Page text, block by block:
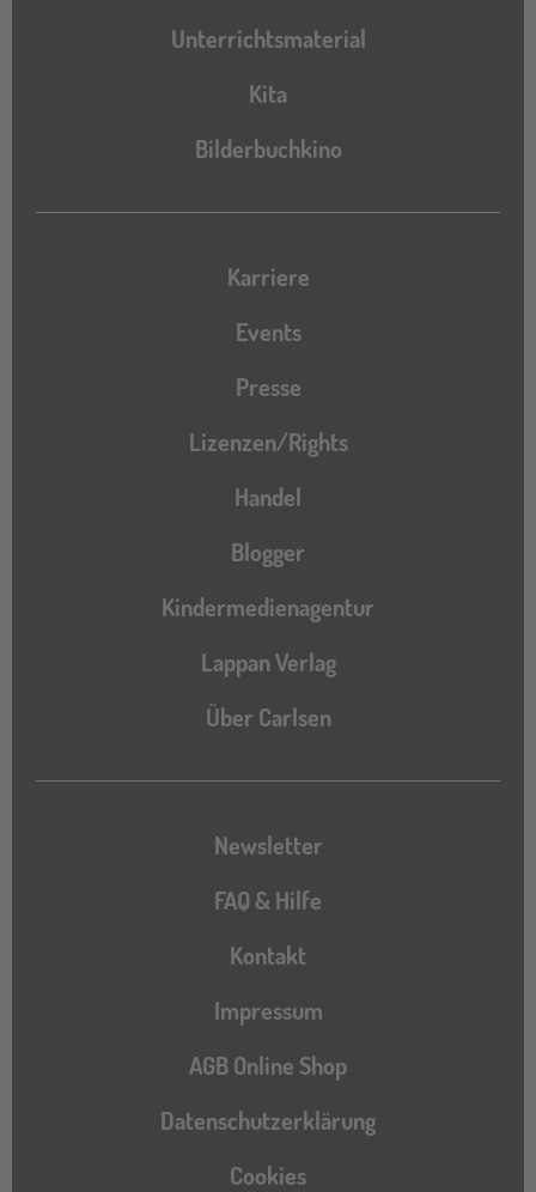
Unterrichtsmaterial
Kita
Bilderbuchkino
Karriere
Events
Presse
Lizenzen/Rights
Handel
Blogger
Kindermedienagentur
Lappan Verlag
Über Carlsen
Newsletter
FAQ & Hilfe
Kontakt
Impressum
AGB Online Shop
Datenschutzerklärung
Cookies